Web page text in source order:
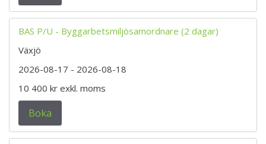
BAS P/U - Byggarbetsmiljösamordnare (2 dagar)
Växjö
2026-08-17 - 2026-08-18
10 400 kr exkl. moms
Boka